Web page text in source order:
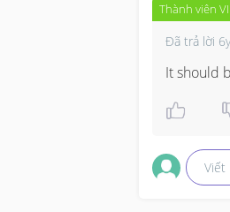
Thành viên
Đã trả lời
It should
Viết